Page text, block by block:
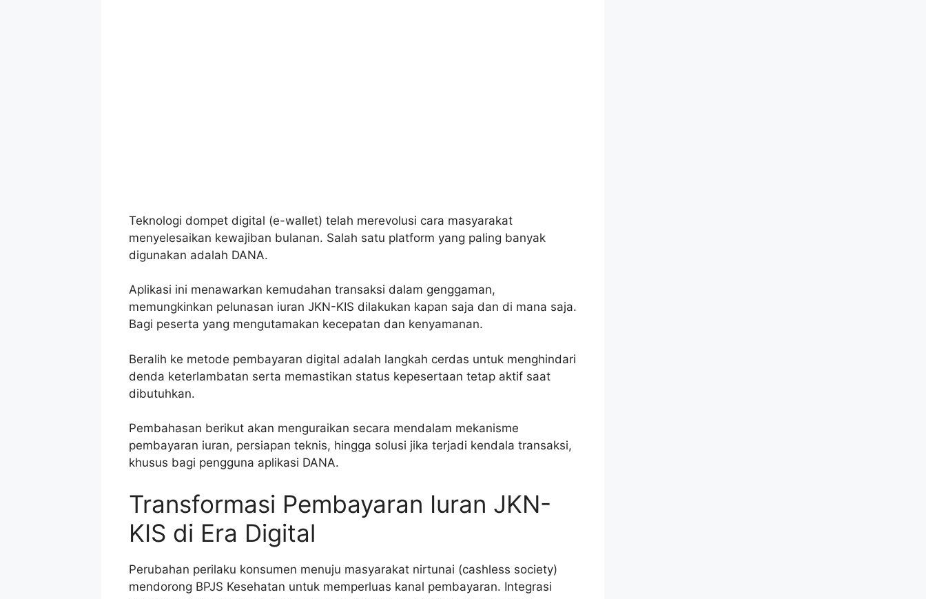
Teknologi dompet digital (e-wallet) telah merevolusi cara masyarakat
menyelesaikan kewajiban bulanan. Salah satu platform yang paling banyak
digunakan adalah DANA.
Aplikasi ini menawarkan kemudahan transaksi dalam genggaman,
memungkinkan pelunasan iuran JKN-KIS dilakukan kapan saja dan di mana saja.
Bagi peserta yang mengutamakan kecepatan dan kenyamanan.
Beralih ke metode pembayaran digital adalah langkah cerdas untuk menghindari
denda keterlambatan serta memastikan status kepesertaan tetap aktif saat
dibutuhkan.
Pembahasan berikut akan menguraikan secara mendalam mekanisme
pembayaran iuran, persiapan teknis, hingga solusi jika terjadi kendala transaksi,
khusus bagi pengguna aplikasi DANA.
Transformasi Pembayaran Iuran JKN-
KIS di Era Digital
Perubahan perilaku konsumen menuju masyarakat nirtunai (cashless society)
mendorong BPJS Kesehatan untuk memperluas kanal pembayaran. Integrasi